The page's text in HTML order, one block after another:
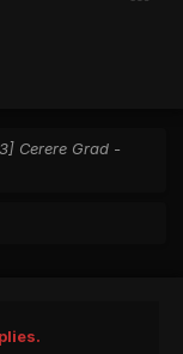
Cerere Grad -